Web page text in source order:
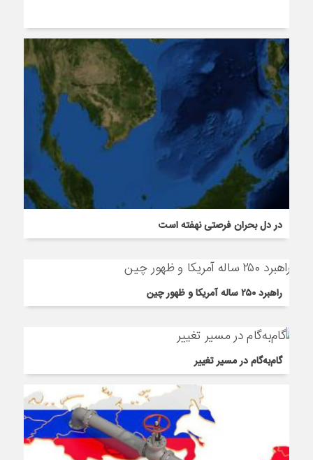
در دل بحران فرصتی نهفته است
راهبرد ۲۵۰ ساله آمریکا و ظهور چین
گام‌به‌گام در مسیر تغییر